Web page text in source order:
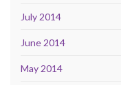
July 2014
June 2014
May 2014